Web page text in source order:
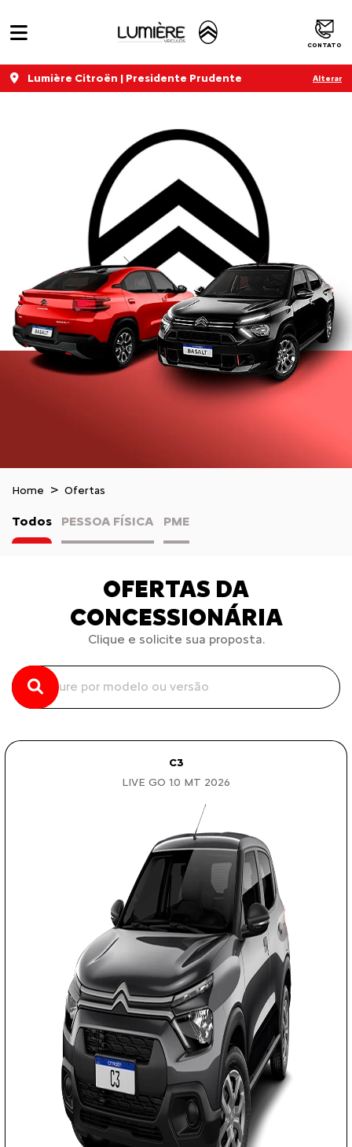
CONTATO
Lumière Citroën | Presidente Prudente Alterar
Home Ofertas
Todos PESSOA FÍSICA PME
OFERTAS DA
CONCESSIONÁRIA
Clique e solicite sua proposta.
C3
LIVE GO 1.0 MT 2026